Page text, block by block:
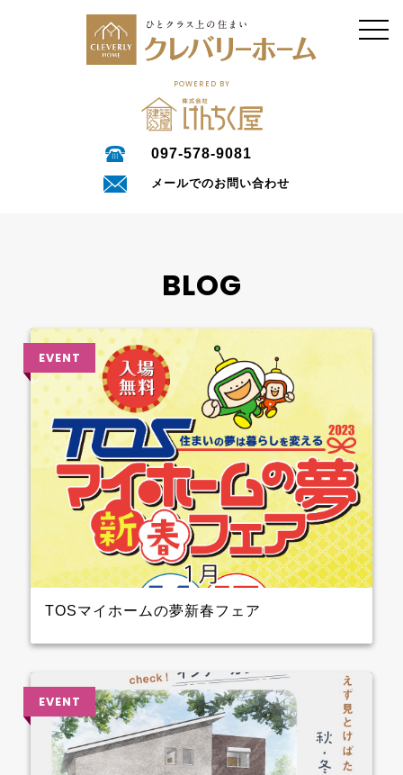
POWERED BY
097-578-9081
メールでのお問い合わせ
BLOG
TOSマイホームの夢新春フェア
ホーム も参加しますよ 3階大ホール№8のブースでプ
レゼントを準備して待ってます～ ぜひ、お越しくださ
い♪♪